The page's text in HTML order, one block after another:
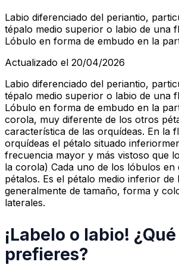
Labio diferenciado del periantio,
tépalo medio superior o labio de una
Lóbulo en forma de embudo en la
Actualizado el 20/04/2026
Labio diferenciado del periantio,
tépalo medio superior o labio de una
Lóbulo en forma de embudo en la
corola, muy diferente de los otros
característica de las orquídeas. En la
orquídeas el pétalo situado
frecuencia mayor y más vistoso que
la corola) Cada uno de los lóbulos en
pétalos. Es el pétalo medio inferior de
generalmente de tamaño, forma y
laterales.
¡Labelo o labio! ¿Qué
prefieres?